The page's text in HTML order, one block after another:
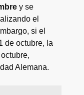
y se
el
si el
de octubre, la
Alemana.